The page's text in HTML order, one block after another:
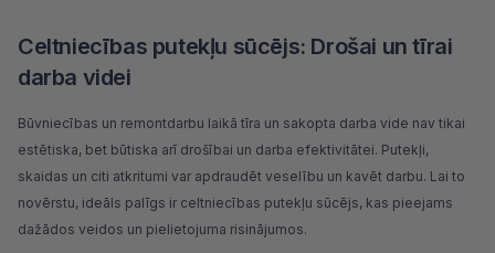
Celtniecības putekļu sūcējs: Drošai un tīrai
darba videi
Būvniecības un remontdarbu laikā tīra un sakopta darba vide nav tikai
estētiska, bet būtiska arī drošībai un darba efektivitātei. Putekļi,
skaidas un citi atkritumi var apdraudēt veselību un kavēt darbu. Lai to
novērstu, ideāls palīgs ir celtniecības putekļu sūcējs, kas pieejams
dažādos veidos un pielietojuma risinājumos.